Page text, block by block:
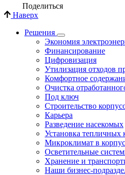
Поделиться
Наверх
Решения
Экономия
Финансирование
Цифровизация
Утилизация отходов
Комфортное
Очистка
Под ключ
Строительство
Карьера
Разведение насекомых
Установка тепличных
Микроклимат в
Осветительные
Хранение и
Наши бизнес-